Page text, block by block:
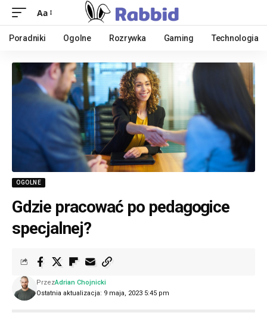
Aa
Poradniki Ogolne Rozrywka Gaming Technologia
OGOLNE
Gdzie pracować po pedagogice
specjalnej?
Ostatnia aktualizacja: 9 maja, 2023 5:45 pm
PrzezAdrian Chojnicki